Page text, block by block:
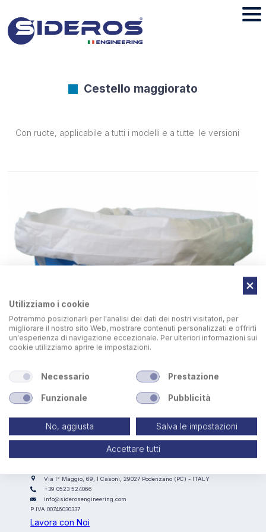
Cestello maggiorato
Con ruote, applicabile a tutti i modelli e a tutte le versioni
Via I° Maggio, 69, I Casoni, 29027 Podenzano (PC) - ITALY
+39 0523 524066
info@siderosengineering.com
P.IVA 00746030337
Lavora con Noi
Utilizziamo i cookie
Potremmo posizionarli per l'analisi dei dati dei nostri visitatori, per
migliorare il nostro sito Web, mostrare contenuti personalizzati e offrirti
un'esperienza di navigazione eccezionale. Per ulteriori informazioni sui
cookie utilizziamo aprire le impostazioni.
Necessario Prestazione
Funzionale Pubblicità
No, aggiusta Salva le impostazioni
Accettare tutti